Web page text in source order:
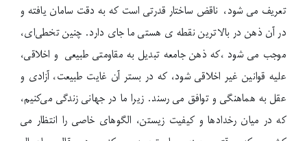
تعریف می شود، ناقض ساختار قدرتی است که به دقت سامان یافته و
در آن ذهن در بالاترین نقطه ی هستی ما جای دارد. چنین تخطی‌ای،
موجب می شود ،که ذهن جامعه تبدیل به مقاومتی طبیعی و اخلاقی،
علیه قوانین غیر اخلاقی شود، که در بستر آن غایت طبیعت، آزادی و
عقل به هماهنگی و توافق می رسند. زیرا ما در جهانی زندگی می‌کنیم،
که در میان رخدادها و کیفیت زیستن، الگوهای خاصی را انتظار می